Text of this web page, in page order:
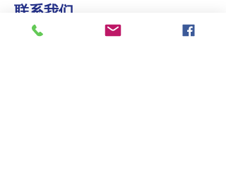
联系我们
+852 2422 2838